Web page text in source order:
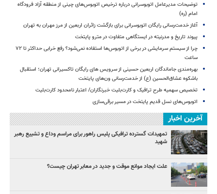
توضیحات مدیرعامل اتوبوسرانی درباره ترخیص اتوبوس‌های چینی از منطقه آزاد فرودگاه
امام (ره)
آغاز خدمت‌رسانی رایگان اتوبوسرانی برای بازگشت زائران اربعین از مرز مهران به تهران
پیوند تاریخ و مدرنیته در ایستگاهی متفاوت در مترو پایتخت
چرا از سیستم سرمایشی در برخی از اتوبوس‌ها استفاده نمی‌شود؟ رفع خرابی حداکثر تا ۷۲
ساعت
بهره‌مندی جاماندگان اربعین حسینی از سرویس‌ های رایگان تاکسیرانی تهران؛ استقبال
باشکوه عشاق‌الحسین (ع) از خدمت‌رسانی ون‌های پایتخت
تخصیص سهمیه طرح ترافیک و کارت‌بلیت خبرنگاران/ اعتبار نامحدود کارت‌بلیت
اتوبوس‌های نسل قدیم پایتخت در مسیر برقی‌سازی
آخرین اخبار
تمهیدات گسترده ترافیکی پلیس راهور برای مراسم وداع و تشییع رهبر
شهید
علت ایجاد موانع موقت و جدید در معابر تهران چیست؟